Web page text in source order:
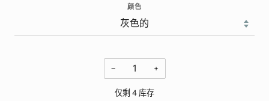
颜色
− +
仅剩 4 库存